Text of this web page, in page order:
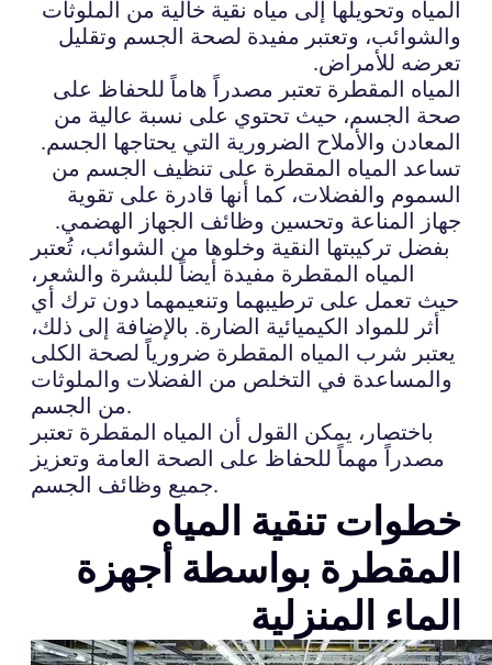
المياه وتحويلها إلى مياه نقية خالية من الملوثات
والشوائب، وتعتبر مفيدة لصحة الجسم وتقليل
تعرضه للأمراض.
المياه المقطرة تعتبر مصدراً هاماً للحفاظ على
صحة الجسم، حيث تحتوي على نسبة عالية من
المعادن والأملاح الضرورية التي يحتاجها الجسم.
تساعد المياه المقطرة على تنظيف الجسم من
السموم والفضلات، كما أنها قادرة على تقوية
جهاز المناعة وتحسين وظائف الجهاز الهضمي.
بفضل تركيبتها النقية وخلوها من الشوائب، تُعتبر
المياه المقطرة مفيدة أيضاً للبشرة والشعر،
حيث تعمل على ترطيبهما وتنعيمهما دون ترك أي
أثر للمواد الكيميائية الضارة. بالإضافة إلى ذلك،
يعتبر شرب المياه المقطرة ضرورياً لصحة الكلى
والمساعدة في التخلص من الفضلات والملوثات
من الجسم.
باختصار، يمكن القول أن المياه المقطرة تعتبر
مصدراً مهماً للحفاظ على الصحة العامة وتعزيز
جميع وظائف الجسم.
خطوات تنقية المياه
المقطرة بواسطة أجهزة
الماء المنزلية